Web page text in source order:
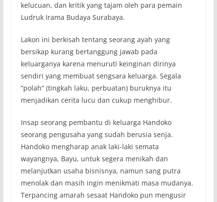
kelucuan, dan kritik yang tajam oleh para pemain
Ludruk Irama Budaya Surabaya.
Lakon ini berkisah tentang seorang ayah yang
bersikap kurang bertanggung jawab pada
keluarganya karena menuruti keinginan dirinya
sendiri yang membuat sengsara keluarga. Segala
“polah” (tingkah laku, perbuatan) buruknya itu
menjadikan cerita lucu dan cukup menghibur.
Insap seorang pembantu di keluarga Handoko
seorang pengusaha yang sudah berusia senja.
Handoko mengharap anak laki-laki semata
wayangnya, Bayu, untuk segera menikah dan
melanjutkan usaha bisnisnya, namun sang putra
menolak dan masih ingin menikmati masa mudanya.
Terpancing amarah sesaat Handoko pun mengusir